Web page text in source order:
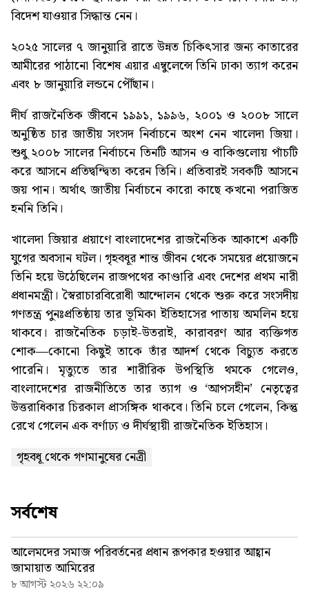
বিদেশ যাওয়ার সিদ্ধান্ত নেন।
২০২৫ সালের ৭ জানুয়ারি রাতে উন্নত চিকিৎসার জন্য কাতারের
আমীরের পাঠানো বিশেষ এয়ার এম্বুলেন্সে তিনি ঢাকা ত্যাগ করেন
এবং ৮ জানুয়ারি লন্ডনে পৌঁছান।
দীর্ঘ রাজনৈতিক জীবনে ১৯৯১, ১৯৯৬, ২০০১ ও ২০০৮ সালে
অনুষ্ঠিত চার জাতীয় সংসদ নির্বাচনে অংশ নেন খালেদা জিয়া।
শুধু ২০০৮ সালের নির্বাচনে তিনটি আসন ও বাকিগুলোয় পাঁচটি
করে আসনে প্রতিদ্বন্দ্বিতা করেন তিনি। প্রতিবারই সবকটি আসনে
জয় পান। অর্থাৎ জাতীয় নির্বাচনে কারো কাছে কখনো পরাজিত
হননি তিনি।
খালেদা জিয়ার প্রয়াণে বাংলাদেশের রাজনৈতিক আকাশে একটি
যুগের অবসান ঘটল। গৃহবধূর শান্ত জীবন থেকে সময়ের প্রয়োজনে
তিনি হয়ে উঠেছিলেন রাজপথের কাণ্ডারি এবং দেশের প্রথম নারী
প্রধানমন্ত্রী। স্বৈরাচারবিরোধী আন্দোলন থেকে শুরু করে সংসদীয়
গণতন্ত্র পুনঃপ্রতিষ্ঠায় তার ভূমিকা ইতিহাসের পাতায় অমলিন হয়ে
থাকবে। রাজনৈতিক চড়াই-উতরাই, কারাবরণ আর ব্যক্তিগত
শোক—কোনো কিছুই তাকে তাঁর আদর্শ থেকে বিচ্যুত করতে
পারেনি। মৃত্যুতে তার শারীরিক উপস্থিতি থমকে গেলেও,
বাংলাদেশের রাজনীতিতে তার ত্যাগ ও ‘আপসহীন’ নেতৃত্বের
উত্তরাধিকার চিরকাল প্রাসঙ্গিক থাকবে। তিনি চলে গেলেন, কিন্তু
রেখে গেলেন এক বর্ণাঢ্য ও দীর্ঘস্থায়ী রাজনৈতিক ইতিহাস।
গৃহবধূ থেকে গণমানুষের নেত্রী
সর্বশেষ
আলেমদের সমাজ পরিবর্তনের প্রধান রূপকার হওয়ার আহ্বান
জামায়াত আমিরের
৮ আগস্ট ২০২৬ ২২:০৯